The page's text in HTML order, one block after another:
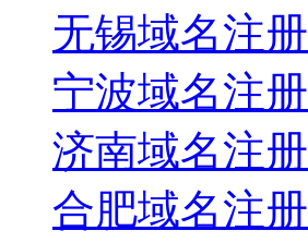
无锡域名注册
宁波域名注册
济南域名注册
合肥域名注册